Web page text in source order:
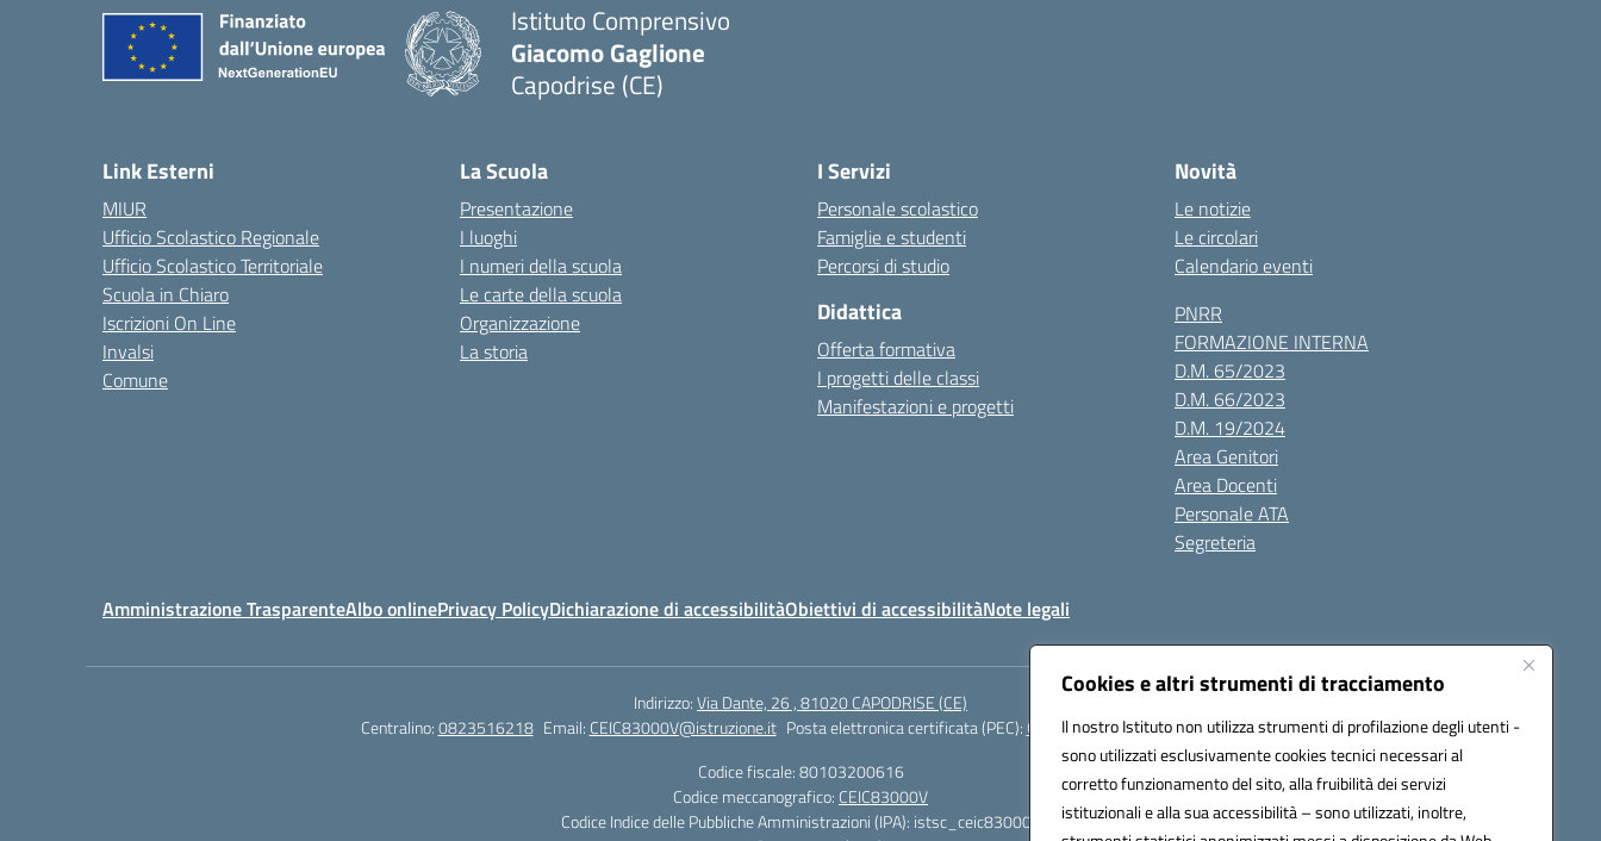
Cookies e altri strumenti di tracciamento
Il nostro Istituto non utilizza strumenti di profilazione degli utenti -
sono utilizzati esclusivamente cookies tecnici necessari al
corretto funzionamento del sito, alla fruibilità dei servizi
istituzionali e alla sua accessibilità – sono utilizzati, inoltre,
Istituto Comprensivo
Giacomo Gaglione
Capodrise (CE)
Link Esterni
MIUR
Ufficio Scolastico Regionale
Ufficio Scolastico Territoriale
Scuola in Chiaro
Iscrizioni On Line
Invalsi
Comune
La Scuola
Presentazione
I luoghi
I numeri della scuola
Le carte della scuola
Organizzazione
La storia
I Servizi
Personale scolastico
Famiglie e studenti
Percorsi di studio
Didattica
Offerta formativa
I progetti delle classi
Manifestazioni e progetti
Novità
Le notizie
Le circolari
Calendario eventi
PNRR
FORMAZIONE INTERNA
D.M. 65/2023
D.M. 66/2023
D.M. 19/2024
Area Genitori
Area Docenti
Personale ATA
Segreteria
Amministrazione TrasparenteAlbo onlinePrivacy PolicyDichiarazione di accessibilitàObiettivi di accessibilitàNote legali
Indirizzo:Via Dante, 26 , 81020 CAPODRISE (CE)
Centralino:0823516218 Email: CEIC83000V@istruzione.it Posta elettronica certificata (PEC): CEIC83000V@pec.istruzione.it
Codice fiscale: 80103200616
Codice meccanografico: CEIC83000V
Codice Indice delle Pubbliche Amministrazioni (IPA): istsc_ceic83000v